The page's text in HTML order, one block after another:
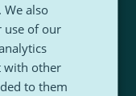
We also
use of our
with other
to them